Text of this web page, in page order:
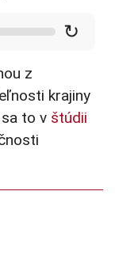
↻
z
krajiny
to v štúdii